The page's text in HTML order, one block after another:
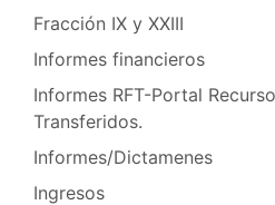
Fracción IX y XXIII
Informes financieros
Informes RFT-Portal
Transferidos.
Informes/Dictamenes
Ingresos